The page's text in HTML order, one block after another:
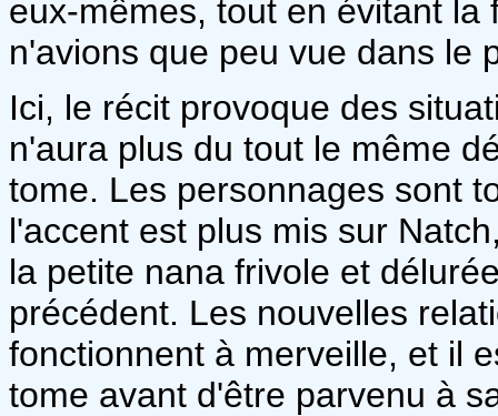
eux-mêmes, tout en évitant
n'avions que peu vue dans le
Ici, le récit provoque des
n'aura plus du tout le même
tome. Les personnages sont
l'accent est plus mis sur
la petite nana frivole et
précédent. Les nouvelles
fonctionnent à merveille, et il
tome avant d'être parvenu à